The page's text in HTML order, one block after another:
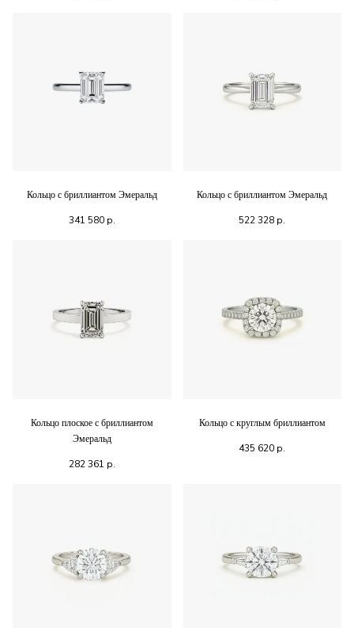
Кольцо с бриллиантом Эмеральд
341 580р.
Кольцо с бриллиантом Эмеральд
522 328 р.
Кольцо плоское с бриллиантом
Эмеральд
282 361 р.
Кольцо с круглым бриллиантом
435 620 р.